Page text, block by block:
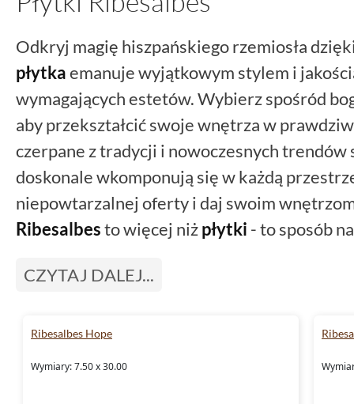
Odkryj magię hiszpańskiego rzemiosła
płytkaemanuje wyjątkowym stylem i
wymagających estetów. Wybierz spośród
aby przekształcić swoje wnętrza w
czerpane z tradycji i nowoczesnych trendów
doskonale wkomponują się w każdą
niepowtarzalnej oferty i daj swoim
Ribesalbesto więcej niżpłytki - to sposób
CZYTAJ DALEJ...
Ribesalbes Hope
Wymiary: 7.50 x 30.00